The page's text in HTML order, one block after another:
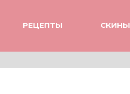
РЕЦЕПТЫ СКИНЫ